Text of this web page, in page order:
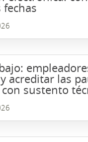
fechas
acreditar las
con sustento